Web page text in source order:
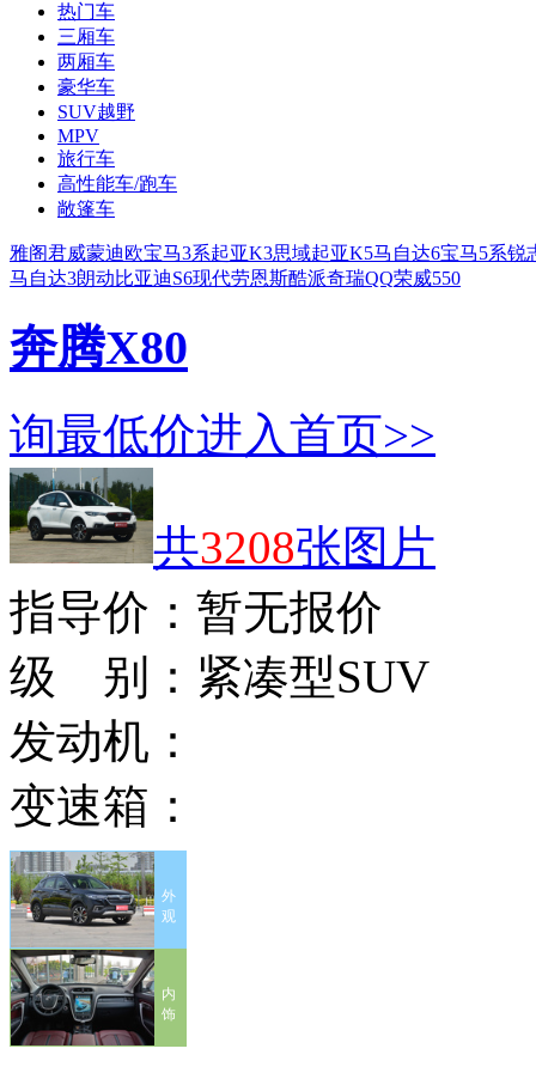
热门车
三厢车
两厢车
豪华车
SUV越野
MPV
旅行车
高性能车/跑车
敞篷车
雅阁君威蒙迪欧宝马3系起亚K3思域起亚K5马自达6宝马5系锐
马自达3朗动比亚迪S6现代劳恩斯酷派奇瑞QQ荣威550
奔腾X80
询最低价进入首页>>
共3208张图片
指导价： 暂无报价
级 别： 紧凑型SUV
发动机：
变速箱：
外
观
内
饰